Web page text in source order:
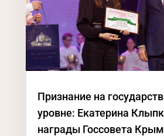
Признание на
уровне: Екатерина
награды Госсовета